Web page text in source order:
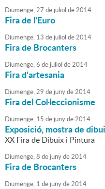
Diumenge,27 de juliol de2014
Fira de l'Euro
Diumenge, 13 de juliol de2014
Fira de Brocanters
Diumenge,6 de juliol de2014
Fira d'artesania
Diumenge,29 de junyde2014
Fira del Col·leccionisme
Diumenge, 15 de junyde2014
Exposició, mostra de
XX Fira de Dibuix i Pintura
Diumenge,8 de junyde2014
Fira de Brocanters
Diumenge, 1 de junyde2014